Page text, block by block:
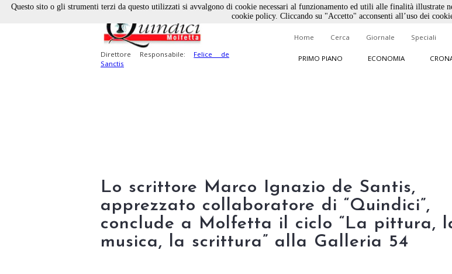
Direttore Responsabile: Felice de
Sanctis
Home Cerca Giornale Speciali
PRIMO PIANO ECONOMIA
Lo scrittore Marco Ignazio de Santis,
apprezzato collaboratore di “Quindici”,
conclude a Molfetta il ciclo “La pittura,
musica, la scrittura” alla Galleria 54
Questo sito o gli strumenti terzi da questo utilizzati si avvalgono di cookie necessari al funzionamento ed utili alle finalità illustrate
cookie policy. Cliccando su "Accetto" acconsenti all’uso dei